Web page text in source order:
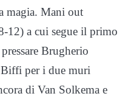
magia. Mani out
12) a cui segue il primo
Brugherio
per i due muri
di Van Solkema e